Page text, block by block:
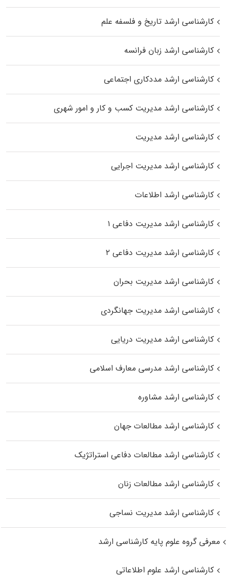
کارشناسی ارشد تاریخ و فلسفه علم
کارشناسی ارشد زبان فرانسه
کارشناسی ارشد مددکاری اجتماعی
کارشناسی ارشد مدیریت کسب و کار و امور شهری
کارشناسی ارشد مدیریت
کارشناسی ارشد مدیریت اجرایی
کارشناسی ارشد اطلاعات
کارشناسی ارشد مدیریت دفاعی ۱
کارشناسی ارشد مدیریت دفاعی ۲
کارشناسی ارشد مدیریت بحران
کارشناسی ارشد مدیریت جهانگردی
کارشناسی ارشد مدیریت دریایی
کارشناسی ارشد مدرسی معارف اسلامی
کارشناسی ارشد مشاوره
کارشناسی ارشد مطالعات جهان
کارشناسی ارشد مطالعات دفاعی استراتژیک
کارشناسی ارشد مطالعات زنان
کارشناسی ارشد مدیریت نساجی
معرفی گروه علوم پایه کارشناسی ارشد
کارشناسی ارشد علوم اطلاعاتی